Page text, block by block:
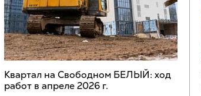
Квартал на Свободном БЕЛЫЙ: ход
работ в апреле 2026 г.